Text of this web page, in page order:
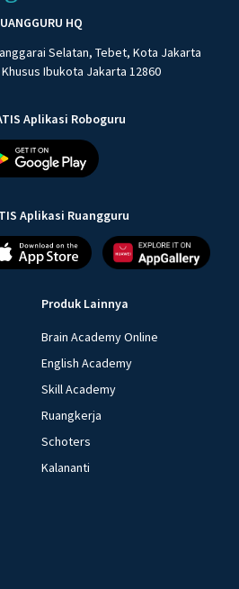
HQ
Selatan, Tebet, Kota Jakarta
Ibukota Jakarta 12860
Aplikasi Roboguru
Aplikasi Ruangguru
Produk Lainnya
Brain Academy Online
English Academy
Skill Academy
Ruangkerja
Schoters
Kalananti